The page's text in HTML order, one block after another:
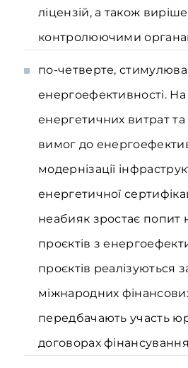
ліцензій, а також
контролюючими
по-четверте,
енергоефективності. На
енергетичних витрат
вимог до
модернізації
енергетичної
неабияк зростає попит
проєктів з
проєктів реалізуються
міжнародних
передбачають участь
договорах